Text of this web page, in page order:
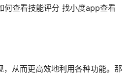
何查看技能评分 找小度app查看
从而更高效地利用各种功能。那